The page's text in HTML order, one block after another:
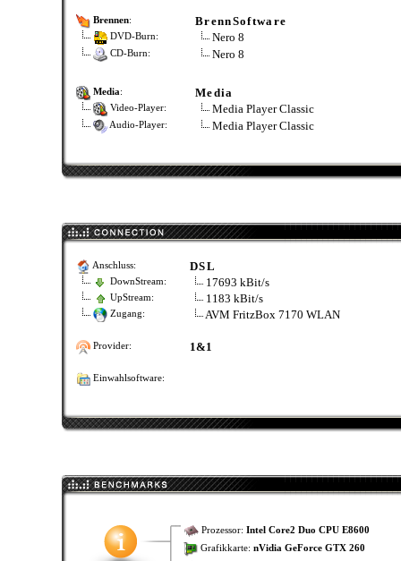
Brennen: BrennSoftware
DVD-Burn: Nero 8
CD-Burn: Nero 8
Media: Media
Video-Player: Media Player Classic
Audio-Player: Media Player Classic
Anschluss: DSL
DownStream: 17693 kBit/s
UpStream: 1183 kBit/s
Zugang: AVM FritzBox 7170 WLAN
Provider: 1&1
Einwahlsoftware:
Prozessor: Intel Core2 Duo CPU E8600
Grafikkarte: nVidia GeForce GTX 260